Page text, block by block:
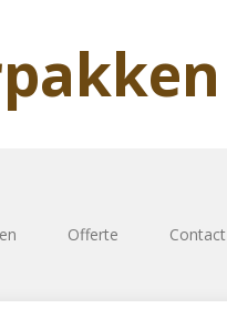
Offerte Contact